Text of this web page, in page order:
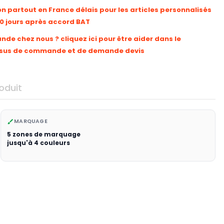
partout en France délais pour les articles personnalisés
jours après accord BAT
chez nous ? cliquez ici pour être aider dans le
de commande et de demande devis
brush MARQUAGE
5 zones de marquage
jusqu'à 4 couleurs